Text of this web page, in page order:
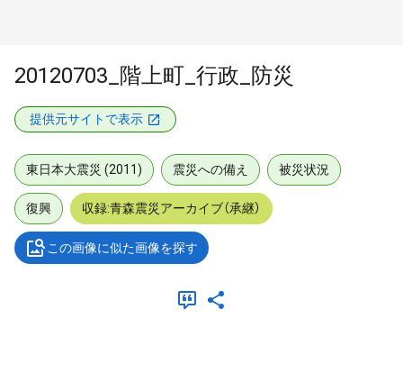
20120703_階上町_行政_防災
提供元サイトで表示
東日本大震災 (2011) 震災への備え 被災状況
復興 収録:青森震災アーカイブ（承継）
この画像に似た画像を探す